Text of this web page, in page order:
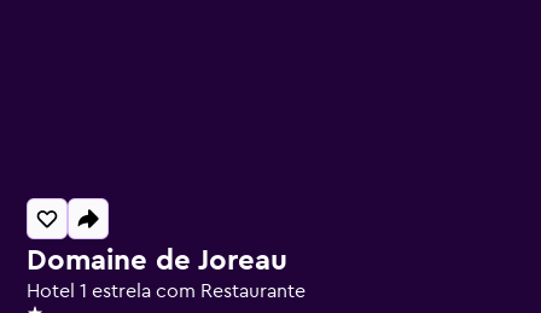
Domaine de Joreau
Hotel 1 estrela com Restaurante